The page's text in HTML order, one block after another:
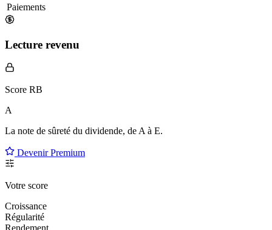
Paiements
Lecture revenu
Score RB
A
La note de sûreté du dividende, de A à E.
Devenir Premium
Votre score
Croissance
Régularité